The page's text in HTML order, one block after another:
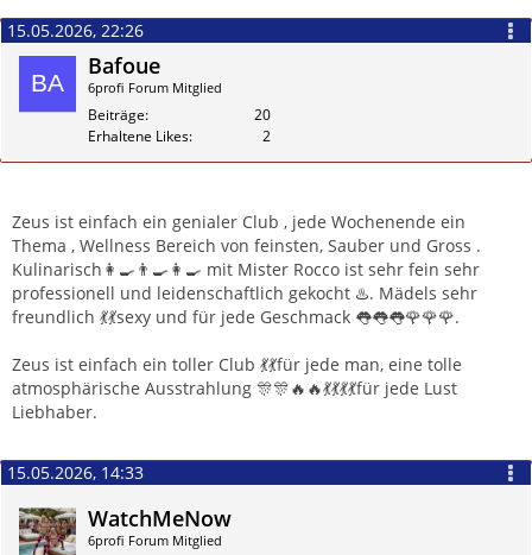
15.05.2026, 22:26
Bafoue
6profi Forum Mitglied
Beiträge
20
Erhaltene Likes
2
Zeus ist einfach ein genialer Club , jede Wochenende ein
Thema , Wellness Bereich von feinsten, Sauber und Gross .
Kulinarisch👩‍🍳👨‍🍳👩‍🍳 mit Mister Rocco ist sehr fein sehr
professionell und leidenschaftlich gekocht ♨️. Mädels sehr
freundlich 💃💃sexy und für jede Geschmack 👅👅👅🌹🌹🌹.
Zeus ist einfach ein toller Club 💃💃für jede man, eine tolle
atmosphärische Ausstrahlung 🎊🎊🔥🔥💃💃💃💃für jede Lust
Liebhaber.
Zitieren
15.05.2026, 14:33
WatchMeNow
6profi Forum Mitglied